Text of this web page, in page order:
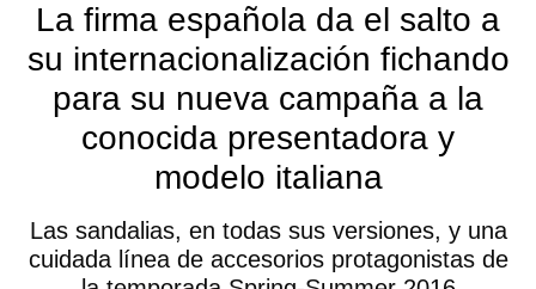
La firma española da el salto a
su internacionalización fichando
para su nueva campaña a la
conocida presentadora y
modelo italiana
Las sandalias, en todas sus versiones, y una
cuidada línea de accesorios protagonistas de